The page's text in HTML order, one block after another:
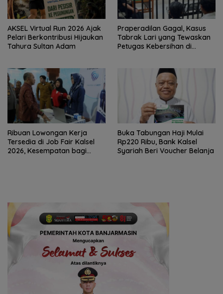
AKSEL Virtual Run 2026 Ajak
Pelari Berkontribusi Hijaukan
Tahura Sultan Adam
Praperadilan Gagal, Kasus
Tabrak Lari yang Tewaskan
Petugas Kebersihan di
Ribuan Lowongan Kerja
Tersedia di Job Fair Kalsel
2026, Kesempatan bagi
Buka Tabungan Haji Mulai
Rp220 Ribu, Bank Kalsel
Syariah Beri Voucher Belanja